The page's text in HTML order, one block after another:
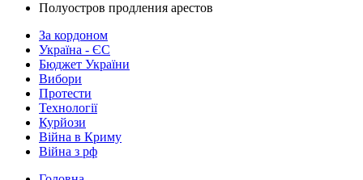
​Полуостров продления арестов
За кордоном
Україна - ЄС
Бюджет України
Вибори
Протести
Технології
Курйози
Війна в Криму
Війна з рф